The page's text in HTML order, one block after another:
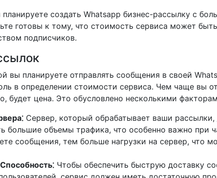
создать Whatsapp бизнес-рассылку с
готовы к тому, что стоимость сервиса может
подписчиков.
вы планируете отправлять сообщения в своей
в определении стоимости сервиса. Чем чаще вы
будет цена. Это обусловлено несколькими
Сервер, который обрабатывает ваши
большие объемы трафика, что особенно важно при
сообщения, тем больше нагрузки на сервер, что
Чтобы обеспечить быструю доставку